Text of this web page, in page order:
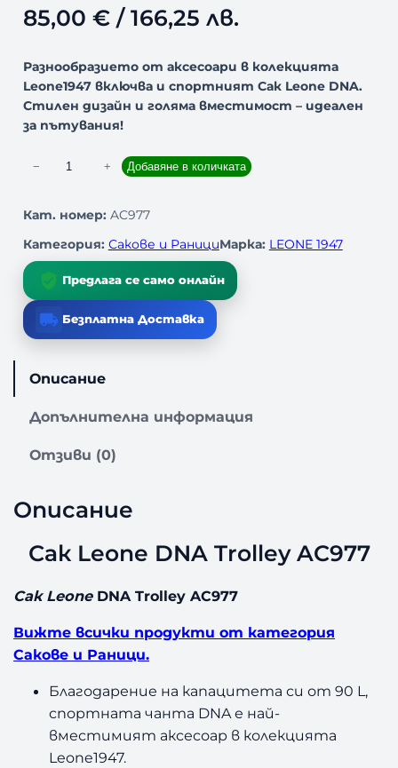
85,00 €/ 166,25 лв.
Разнообразието от аксесоари в колекцията
Leone1947 включва и спортният Сак Leone DNA.
Стилен дизайн и голяма вместимост – идеален
за пътувания!
ч
е
с
т
в
o
n
D
A
r
o
− + Добавяне в количката
Кат. номер: AC977
Категория: Сакове и РанициМарка: LEONE 1947
Предлага се само онлайн
Безплатна Доставка
Описание
Допълнителна информация
Отзиви (0)
Описание
Сак Leone DNA Trolley AC977
Сак LeoneDNA Trolley AC977
Вижте всички продукти от категория
Сакове и Раници.
Благодарение на капацитета си от 90 L,
спортната чанта DNA е най-
вместимият аксесоар в колекцията
Leone1947.